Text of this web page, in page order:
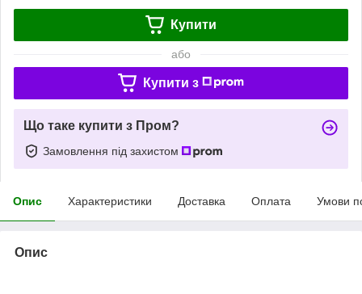
Купити
або
Купити з
Що таке купити з Пром?
Замовлення під захистом
Опис Характеристики Доставка Оплата Умови
Опис